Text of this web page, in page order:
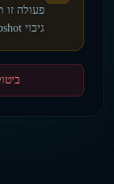
פעולה זו
גיבוי snapshot ייווצר אוטומטית.